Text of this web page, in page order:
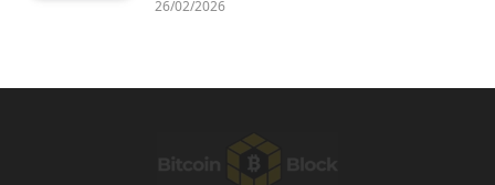
26/02/2026